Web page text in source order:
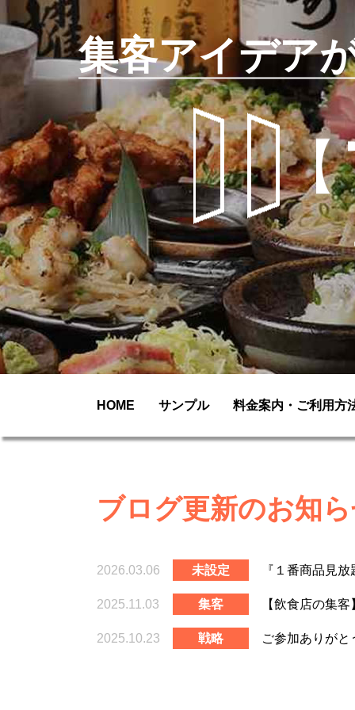
集客アイデア
HOME サンプル 料金案内・ご利用方
ブログ更新のお知
2026.03.06 未設定 『１番商品見
2025.11.03 集客 【飲食店の集
2025.10.23 戦略 ご参加ありが